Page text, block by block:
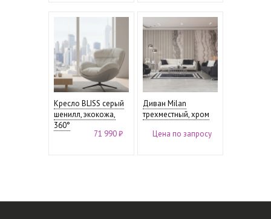
Кресло BLISS серый
шенилл, экокожа,
360°
71 990 ₽
Диван Milan
трехместный, хром
Цена по запросу